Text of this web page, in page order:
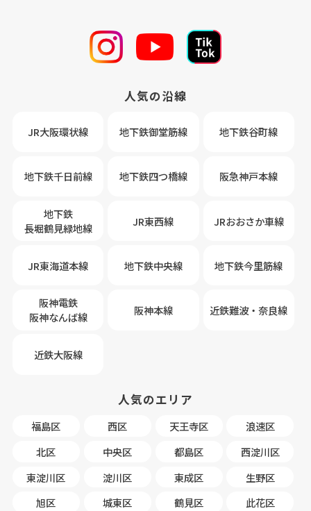
人気の沿線
JR大阪環状線 地下鉄御堂筋線 地下鉄谷町線
地下鉄千日前線 地下鉄四つ橋線 阪急神戸本線
地下鉄
長堀鶴見緑地線
JR東西線 JRおおさか車線
JR東海道本線 地下鉄中央線 地下鉄今里筋線
阪神電鉄
阪神なんば線
阪神本線 近鉄難波・奈良線
近鉄大阪線
人気のエリア
福島区 西区 天王寺区
浪速区
北区
中央区 都島区
西淀川区
東淀川区
淀川区 東成区
生野区
旭区
城東区 鶴見区
此花区